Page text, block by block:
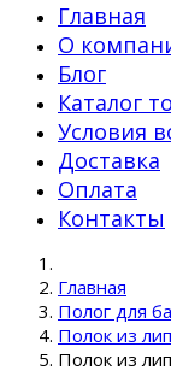
Главная
О
Блог
Каталог
Условия
Доставка
Оплата
Контакты
Главная
Полог для
Полок из
Полок из